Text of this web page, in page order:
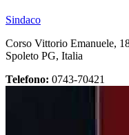
Sindaco
Corso Vittorio Emanuele,
Spoleto PG, Italia
Telefono: 0743-70421